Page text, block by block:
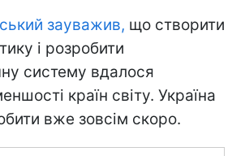
зауважив, що створити
і розробити
систему вдалося
країн світу. Україна
вже зовсім скоро.